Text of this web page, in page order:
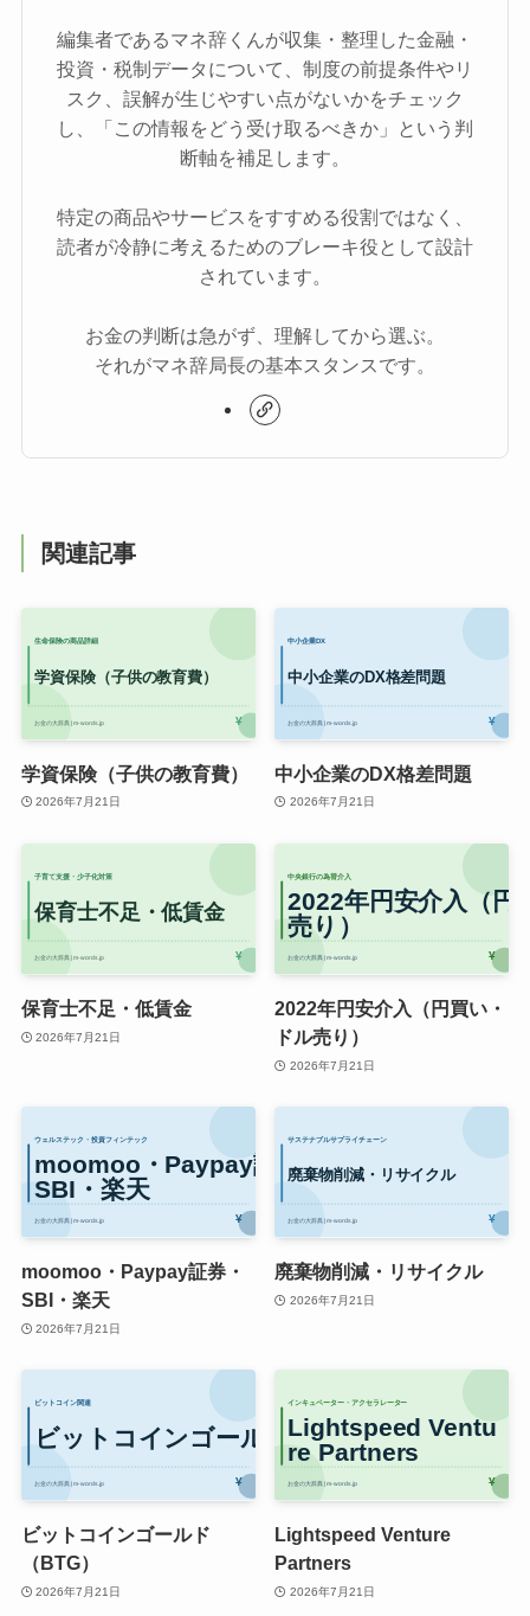
編集者であるマネ辞くんが収集・整理した金融・
投資・税制データについて、制度の前提条件やリ
スク、誤解が生じやすい点がないかをチェック
し、「この情報をどう受け取るべきか」という判
断軸を補足します。
特定の商品やサービスをすすめる役割ではなく、
読者が冷静に考えるためのブレーキ役として設計
されています。
お金の判断は急がず、理解してから選ぶ。
それがマネ辞局長の基本スタンスです。
関連記事
学資保険（子供の教育費）
2026年7月21日
中小企業のDX格差問題
2026年7月21日
保育士不足・低賃金
2026年7月21日
2022年円安介入（円買い・
ドル売り）
2026年7月21日
moomoo・Paypay証券・
SBI・楽天
2026年7月21日
廃棄物削減・リサイクル
2026年7月21日
ビットコインゴールド
（BTG）
2026年7月21日
Lightspeed Venture
Partners
2026年7月21日